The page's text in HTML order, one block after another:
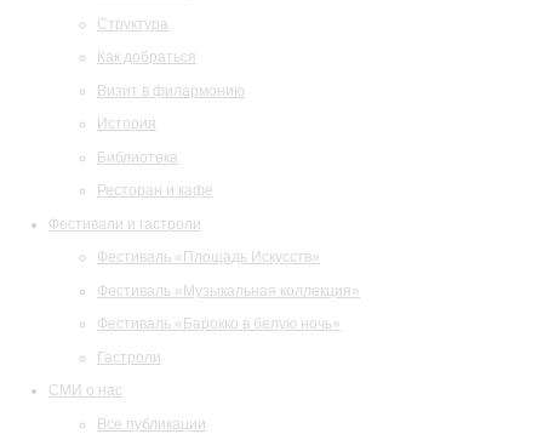
Структура
Как добраться
Визит в филармонию
История
Библиотека
Ресторан и кафе
Фестивали и гастроли
Фестиваль «Площадь Искусств»
Фестиваль «Музыкальная коллекция»
Фестиваль «Барокко в белую ночь»
Гастроли
СМИ о нас
Все публикации